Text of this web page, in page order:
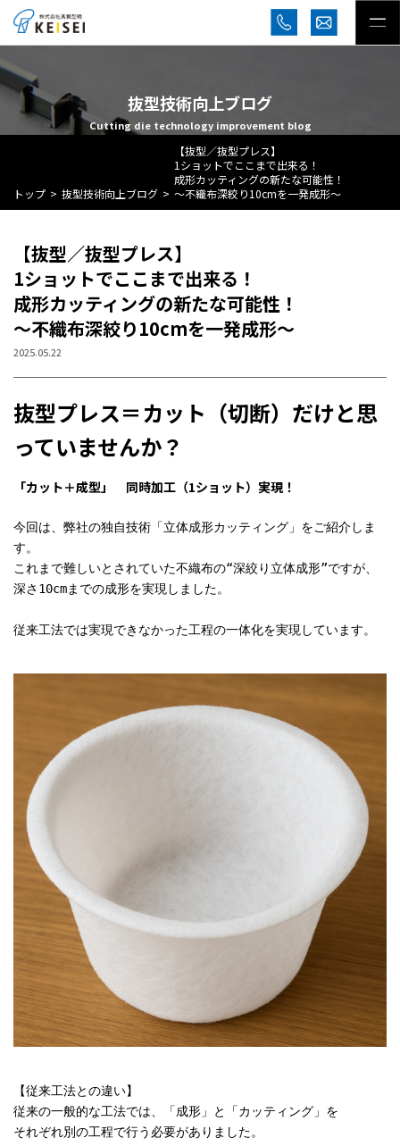
抜型技術向上ブログ
Cutting die technology improvement blog
トップ 抜型技術向上ブログ
【抜型／抜型プレス】
1ショットでここまで出来る！
成形カッティングの新たな可能性！
～不織布深絞り10cmを一発成形～
【抜型／抜型プレス】
1ショットでここまで出来る！
成形カッティングの新たな可能性！
～不織布深絞り10cmを一発成形～
2025.05.22
抜型プレス＝カット（切断）だけと思
っていませんか？
「カット＋成型」 同時加工（1ショット）実現！
今回は、弊社の独自技術「立体成形カッティング」をご紹介しま
す。
これまで難しいとされていた不織布の“深絞り立体成形”ですが、
深さ10cmまでの成形を実現しました。
従来工法では実現できなかった工程の一体化を実現しています。
【従来工法との違い】
従来の一般的な工法では、「成形」と「カッティング」を
それぞれ別の工程で行う必要がありました。